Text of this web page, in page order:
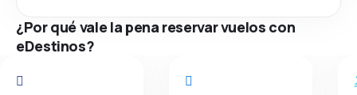
¿Por qué vale la pena reservar vuelos con
eDestinos?